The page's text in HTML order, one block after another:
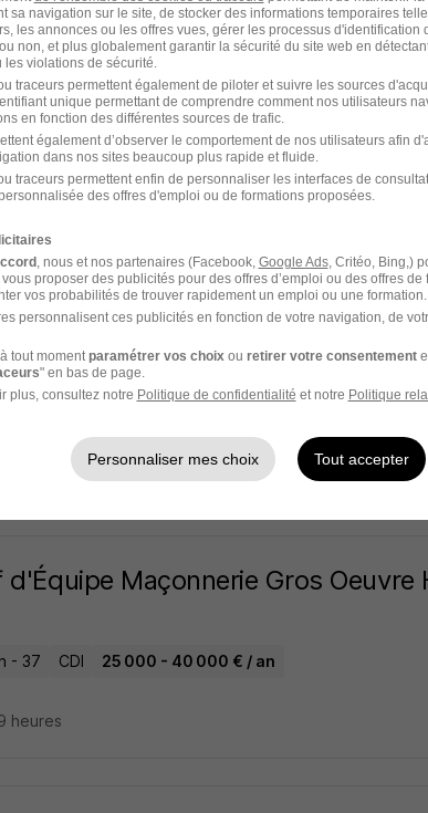
de Vitres H/F
Facility
- 37 CDD 22 000 € / an 1 mois
Electricien H/F
France
d'Équipe Maçonnerie Gros Oeuvre
- 37 CDI 25 000 - 40 000 € / an
heures
sa navigation sur le site, de stocker des informations temporaires
les annonces ou les offres vues, gérer les processus d'identification
non, et plus globalement garantir la sécurité du site web en
violations de sécurité.
traceurs permettent également de piloter et suivre les sources
unique permettant de comprendre comment nos utilisateurs
en fonction des différentes sources de trafic.
également d’observer le comportement de nos utilisateurs afin
dans nos sites beaucoup plus rapide et fluide.
traceurs permettent enfin de personnaliser les interfaces de
des offres d'emploi ou de formations proposées.
, nous et nos partenaires (Facebook, Google Ads, Critéo, Bing,)
proposer des publicités pour des offres d’emploi ou des offres
vos probabilités de trouver rapidement un emploi ou une formation.
personnalisent ces publicités en fonction de votre navigation, de
tout moment paramétrer vos choix ou retirer votre consentement
" en bas de page.
plus, consultez notre Politique de confidentialité et notre Politique
Personnaliser mes choix Tout accepter